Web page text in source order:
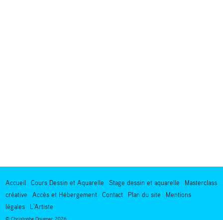
Accueil Cours Dessin et Aquarelle Stage dessin et aquarelle
Masterclass
créative
Accès et Hébergement Contact Plan du site
Mentions
légales
L'Artiste
© Christophe Dougnac 2026